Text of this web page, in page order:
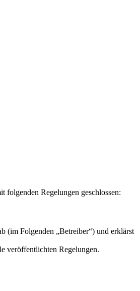
Regelungen geschlossen:
(im Folgenden „Betreiber“) und erklärst
veröffentlichten Regelungen.